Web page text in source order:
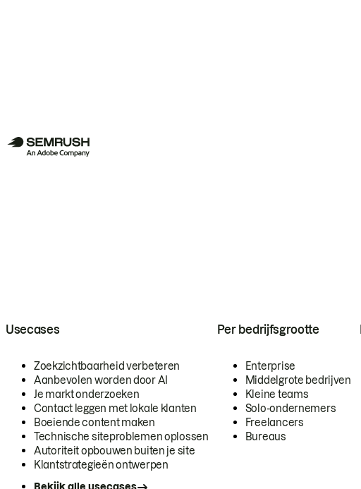
Usecases
Zoekzichtbaarheid verbeteren
Aanbevolen worden door AI
Je markt onderzoeken
Contact leggen met lokale klanten
Boeiende content maken
Technische siteproblemen oplossen
Autoriteit opbouwen buiten je site
Klantstrategieën ontwerpen
Per bedrijfsgrootte
Enterprise
Middelgrote bedrijven
Kleine teams
Solo-ondernemers
Freelancers
Bureaus